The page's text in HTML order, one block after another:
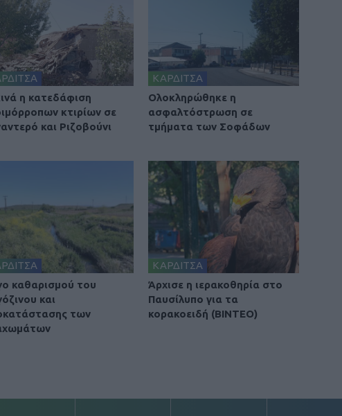
η κατεδάφιση
κτιρίων σε
και Ριζοβούνι
ΚΑΡΔΙΤΣΑ
Ολοκληρώθηκε η
ασφαλτόστρωση σε
τμήματα των Σοφάδων
καθαρισμού του
και
των
ΚΑΡΔΙΤΣΑ
Άρχισε η ιερακοθηρία στο
Παυσίλυπο για τα
κορακοειδή (ΒΙΝΤΕΟ)